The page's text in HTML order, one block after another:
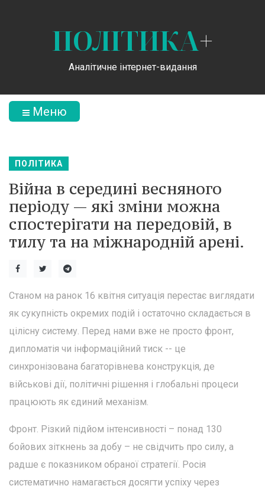
ПОЛІТИКА+
Аналітичне інтернет-видання
Меню
ПОЛІТИКА
Війна в середині весняного
періоду — які зміни можна
спостерігати на передовій, в
тилу та на міжнародній арені.
Станом на ранок 16 квітня ситуація перестає виглядати
як сукупність окремих подій і остаточно складається в
цілісну систему. Перед нами вже не просто фронт,
дипломатія чи інформаційний тиск -- це
синхронізована багаторівнева конструкція, де
військові дії, політичні рішення і глобальні процеси
працюють як єдиний механізм.
Фронт. Різкий підйом інтенсивності – понад 130
бойових зіткнень за добу – не свідчить про силу, а
радше є показником обраної стратегії. Росія
систематично намагається досягти успіху через